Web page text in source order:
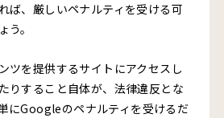
ば、厳しいペナルティを受ける可
。
ツを提供するサイトにアクセスし
りすること自体が、法律違反とな
にGoogleのペナルティを受けるだ